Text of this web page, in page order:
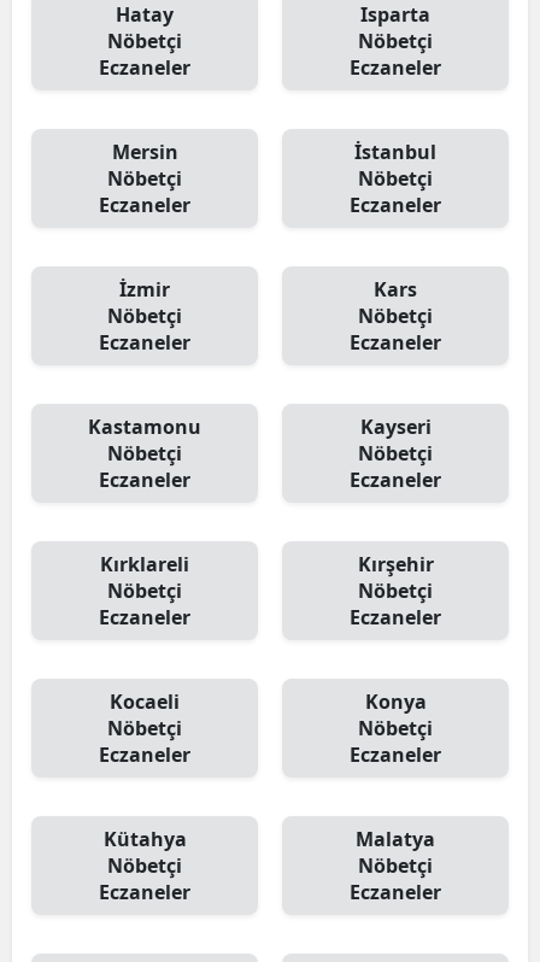
Hatay
Nöbetçi
Eczaneler
Isparta
Nöbetçi
Eczaneler
Mersin
Nöbetçi
Eczaneler
İstanbul
Nöbetçi
Eczaneler
İzmir
Nöbetçi
Eczaneler
Kars
Nöbetçi
Eczaneler
Kastamonu
Nöbetçi
Eczaneler
Kayseri
Nöbetçi
Eczaneler
Kırklareli
Nöbetçi
Eczaneler
Kırşehir
Nöbetçi
Eczaneler
Kocaeli
Nöbetçi
Eczaneler
Konya
Nöbetçi
Eczaneler
Kütahya
Nöbetçi
Eczaneler
Malatya
Nöbetçi
Eczaneler